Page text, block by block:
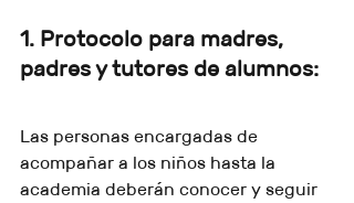
1. Protocolo para madres,
padres y tutores de alumnos:
Las personas encargadas de
acompañar a los niños hasta la
academia deberán conocer y seguir